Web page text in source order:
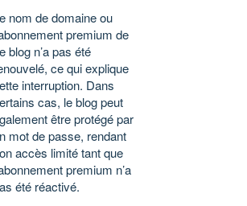
nom de domaine ou
premium de
blog n’a pas été
ce qui explique
interruption. Dans
cas, le blog peut
être protégé par
mot de passe, rendant
accès limité tant que
premium n’a
été réactivé.